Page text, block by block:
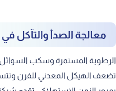
معالجة الصدأ والتآكل
الرطوبة المستمرة وسكب
تضعف الهيكل المعدني للفرن